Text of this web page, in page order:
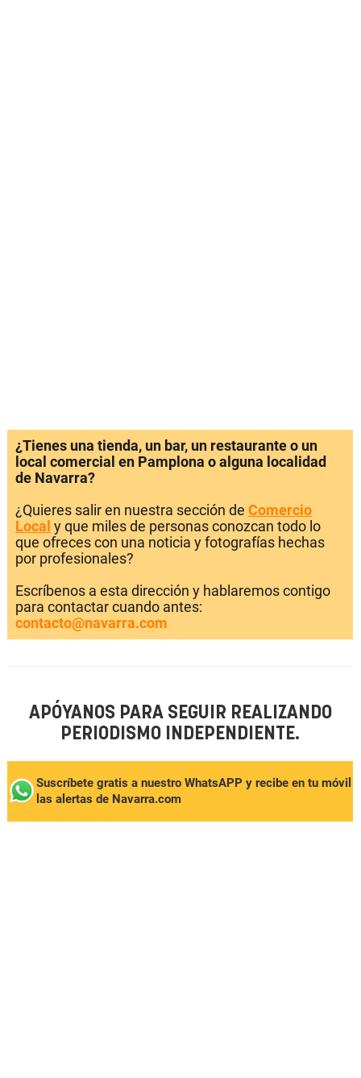
¿Tienes una tienda, un bar, un restaurante o un
local comercial en Pamplona o alguna localidad
de Navarra?
¿Quieres salir en nuestra sección de Comercio
Local y que miles de personas conozcan todo lo
que ofreces con una noticia y fotografías hechas
por profesionales?
Escríbenos a esta dirección y hablaremos contigo
para contactar cuando antes:
contacto@navarra.com
APÓYANOS PARA SEGUIR REALIZANDO
PERIODISMO INDEPENDIENTE.
Suscríbete gratis a nuestro WhatsAPP y recibe en tu móvil
las alertas de Navarra.com